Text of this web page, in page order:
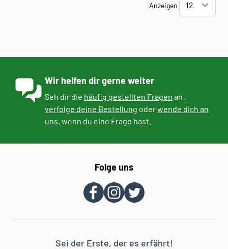
Anzeigen
Wir helfen dir gerne weiter
Seh dir die häufig gestellten Fragen an ,
verfolge deine Bestellung oderwende dich an
uns, wenn du eine Frage hast.
Folge uns
Sei der Erste, der es erfährt!